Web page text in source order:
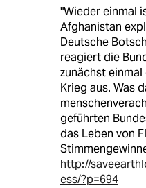
"Wieder einmal
Afghanistan
Deutsche
reagiert die
zunächst
Krieg aus. Was
geführten
das Leben von
http://
ess/?p=694